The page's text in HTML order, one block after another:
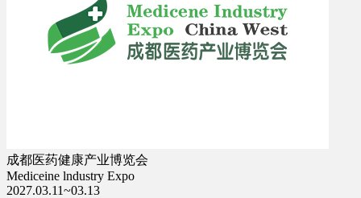
成都医药健康产业博览会
Mediceine lndustry Expo
2027.03.11~03.13